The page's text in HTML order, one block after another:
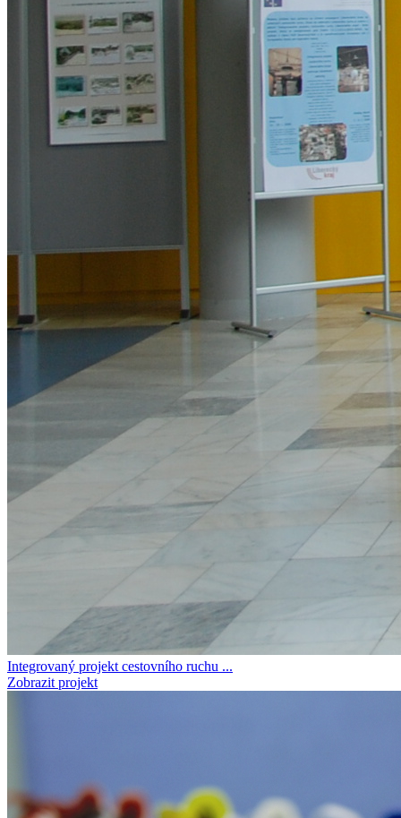
Integrovaný projekt cestovního ruchu ...
Zobrazit projekt